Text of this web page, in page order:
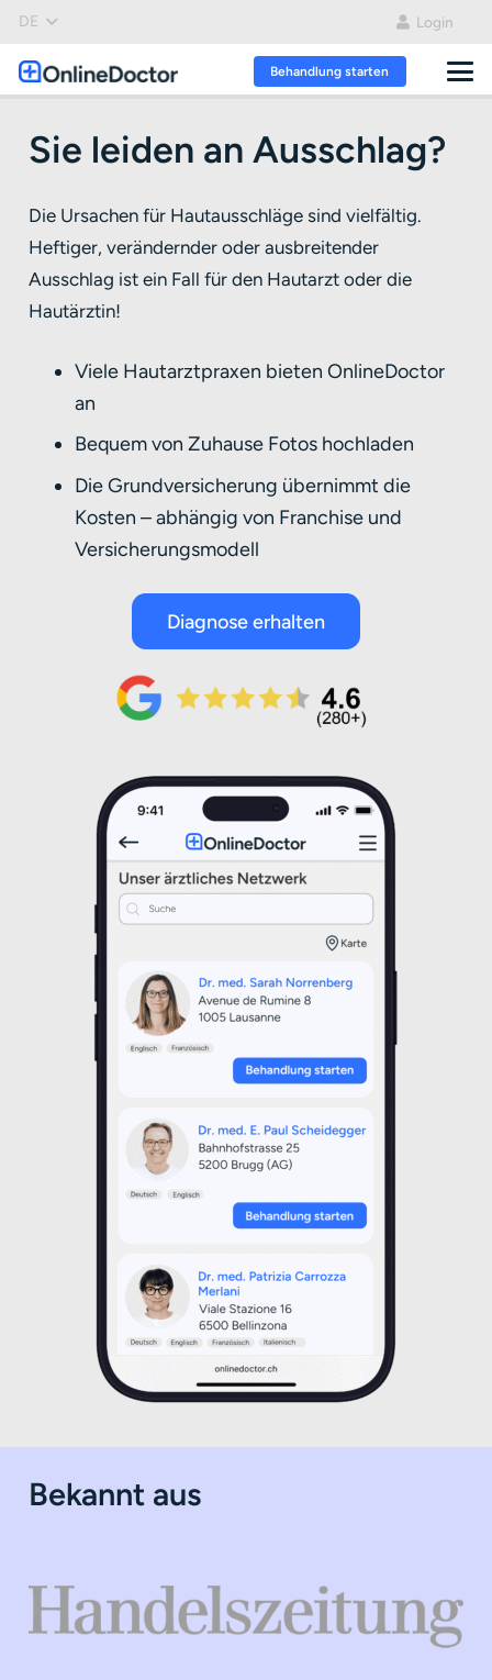
DE Login
Behandlung starten
Sie leiden an Ausschlag?
Die Ursachen für Hautausschläge sind vielfältig.
Heftiger, verändernder oder ausbreitender
Ausschlag ist ein Fall für den Hautarzt oder die
Hautärztin!
Viele Hautarztpraxen bieten OnlineDoctor
an
Bequem von Zuhause Fotos hochladen
Die Grundversicherung übernimmt die
Kosten – abhängig von Franchise und
Versicherungsmodell
Diagnose erhalten
Bekannt aus